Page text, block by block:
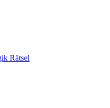
Rätsel